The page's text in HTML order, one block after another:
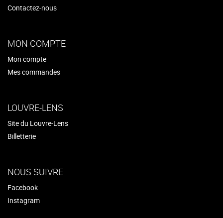
Contactez-nous
MON COMPTE
Mon compte
Mes commandes
LOUVRE-LENS
Site du Louvre-Lens
Billetterie
NOUS SUIVRE
Facebook
Instagram